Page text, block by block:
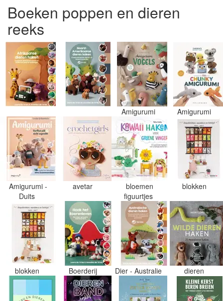
Boeken poppen en dieren
reeks
Amigurumi Amigurumi
Amigurumi -
Duits
avetar
bloemen
figuurtjes
blokken
blokken Boerderij Dier - Australie dieren